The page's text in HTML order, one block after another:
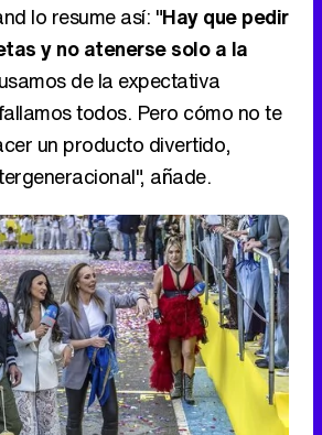
lo resume así: "Hay que pedir
y no atenerse solo a la
de la expectativa
todos. Pero cómo no te
un producto divertido,
añade.